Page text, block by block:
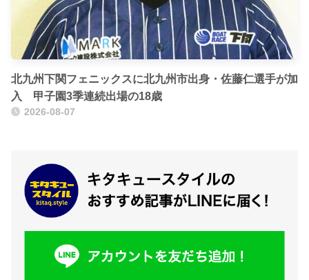
北九州下関フェニックスに北九州市出身・佐藤仁選手が加
入 甲子園3季連続出場の18歳
2026-08-07